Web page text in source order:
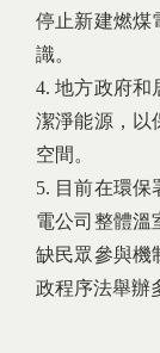
停止新建燃煤
識。
4. 地方政府和
潔淨能源，以
空間。
5. 目前在環保
電公司整體溫
缺民眾參與機
政程序法舉辦